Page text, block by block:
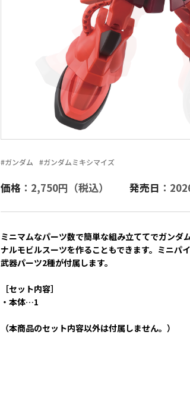
#ガンダム #ガンダムミキシマイズ
価格 ：2,750円（税込） 発売日 ：
ミニマムなパーツ数で簡単な組み立ててでガン
ナルモビルスーツを作ることもできます。ミニパ
武器パーツ2種が付属します。
［セット内容］
・本体…1
（本商品のセット内容以外は付属しません。）